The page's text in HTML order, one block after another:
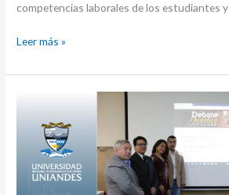
competencias laborales de los estudiantes y
Leer más »
revista
virtual
“Debate
Jurídico”